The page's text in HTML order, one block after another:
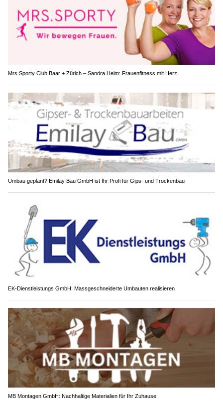
Mrs.Sporty Club Baar + Zürich – Sandra Heim: Frauenfitness mit Herz
Umbau geplant? Emilay Bau GmbH ist Ihr Profi für Gips- und Trockenbau
EK-Dienstleistungs GmbH: Massgeschneiderte Umbauten realisieren
MB Montagen GmbH: Nachhaltige Materialien für Ihr Zuhause